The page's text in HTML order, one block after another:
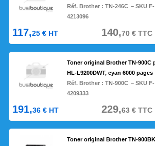
Réf. Brother :TN-246C – SKU F-
4213096
117,25 € HT 140,70€TTC
Toner original Brother TN-900C
HL-L9200DWT, cyan 6000 pages
Réf. Brother :TN-900C – SKU F-
4209333
191,36 € HT 229,63€TTC
Toner original Brother TN-900BK